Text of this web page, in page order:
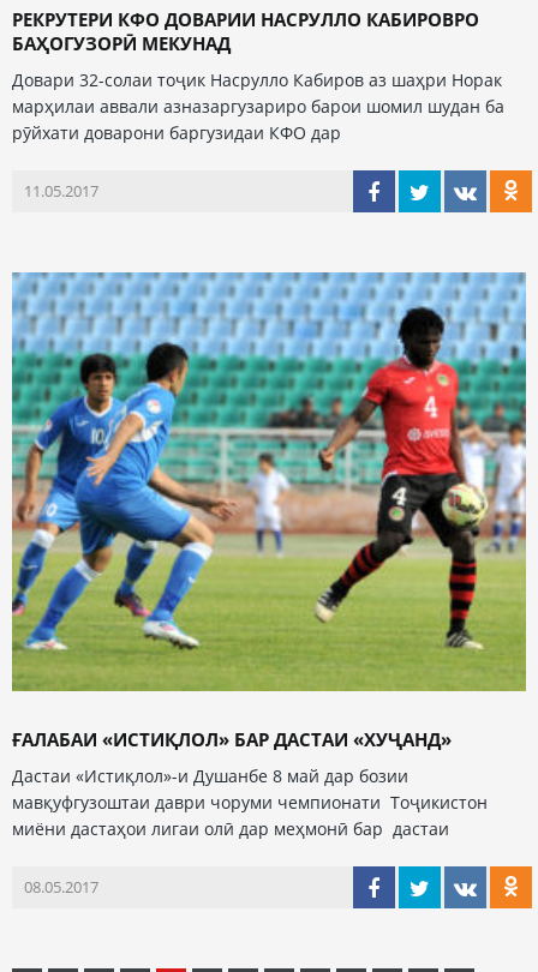
РЕКРУТЕРИ КФО ДОВАРИИ НАСРУЛЛО КАБИРОВРО
БАҲОГУЗОРӢ МЕКУНАД
Довари 32-солаи тоҷик Насрулло Кабиров аз шаҳри Норак
марҳилаи аввали азназаргузариро барои шомил шудан ба
рӯйхати доварони баргузидаи КФО дар
11.05.2017
ҒАЛАБАИ «ИСТИҚЛОЛ» БАР ДАСТАИ «ХУҶАНД»
Дастаи «Истиқлол»-и Душанбе 8 май дар бозии
мавқуфгузоштаи даври чоруми чемпионати Тоҷикистон
миёни дастаҳои лигаи олӣ дар меҳмонӣ бар дастаи
08.05.2017